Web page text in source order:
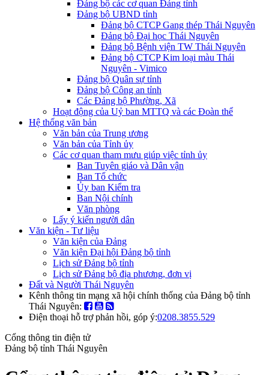
Đảng bộ các cơ quan Đảng tỉnh
Đảng bộ UBND tỉnh
Đảng bộ CTCP Gang thép Thái Nguyên
Đảng bộ Đại học Thái Nguyên
Đảng bộ Bệnh viện TW Thái Nguyên
Đảng bộ CTCP Kim loại màu Thái
Nguyên - Vimico
Đảng bộ Quân sự tỉnh
Đảng bộ Công an tỉnh
Các Đảng bộ Phường, Xã
Hoạt động của Uỷ ban MTTQ và các Đoàn thể
Hệ thống văn bản
Văn bản của Trung ương
Văn bản của Tỉnh ủy
Các cơ quan tham mưu giúp việc tỉnh ủy
Ban Tuyên giáo và Dân vận
Ban Tổ chức
Ủy ban Kiểm tra
Ban Nội chính
Văn phòng
Lấy ý kiến người dân
Văn kiện - Tư liệu
Văn kiện của Đảng
Văn kiện Đại hội Đảng bộ tỉnh
Lịch sử Đảng bộ tỉnh
Lịch sử Đảng bộ địa phương, đơn vị
Đất và Người Thái Nguyên
Kênh thông tin mạng xã hội chính thống của Đảng bộ tỉnh
Thái Nguyên:
Điện thoại hỗ trợ phản hồi, góp ý:0208.3855.529
Cổng thông tin điện tử
Đảng bộ tỉnh Thái Nguyên